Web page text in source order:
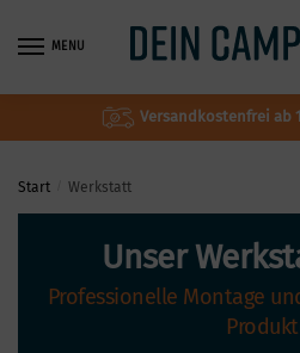
MENU
Versandkostenfrei ab
Start Werkstatt
Unser
Professionelle Montage